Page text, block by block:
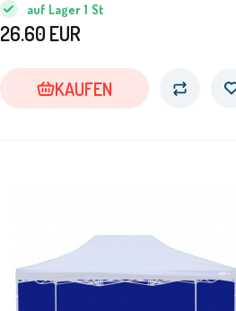
auf Lager 1 St
26.60 EUR
KAUFEN